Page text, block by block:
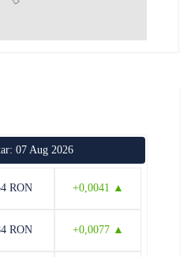
07 Aug 2026
RON +0,0041 ▲
RON +0,0077 ▲